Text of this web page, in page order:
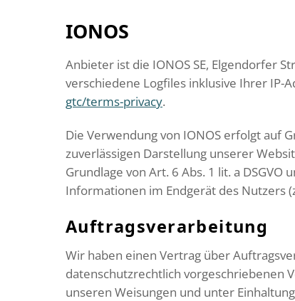
IONOS
Anbieter ist die IONOS SE, Elgendorfer
verschiedene Logfiles inklusive Ihrer IP-
gtc/terms-privacy.
Die Verwendung von IONOS erfolgt auf
zuverlässigen Darstellung unserer
Grundlage von Art. 6 Abs. 1 lit. a
Informationen im Endgerät des Nutzers
Auftragsverarbeitung
Wir haben einen Vertrag über
datenschutzrechtlich vorgeschriebenen
unseren Weisungen und unter